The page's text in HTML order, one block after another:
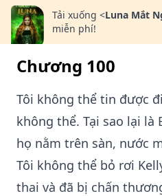
Tải xuống <Luna Mắt
miễn phí!
Chương 100
Tôi không thể tin được
không thể. Tại sao lại là
họ nằm trên sàn, nước
Tôi không thể bỏ rơi
thai và đã bị chấn